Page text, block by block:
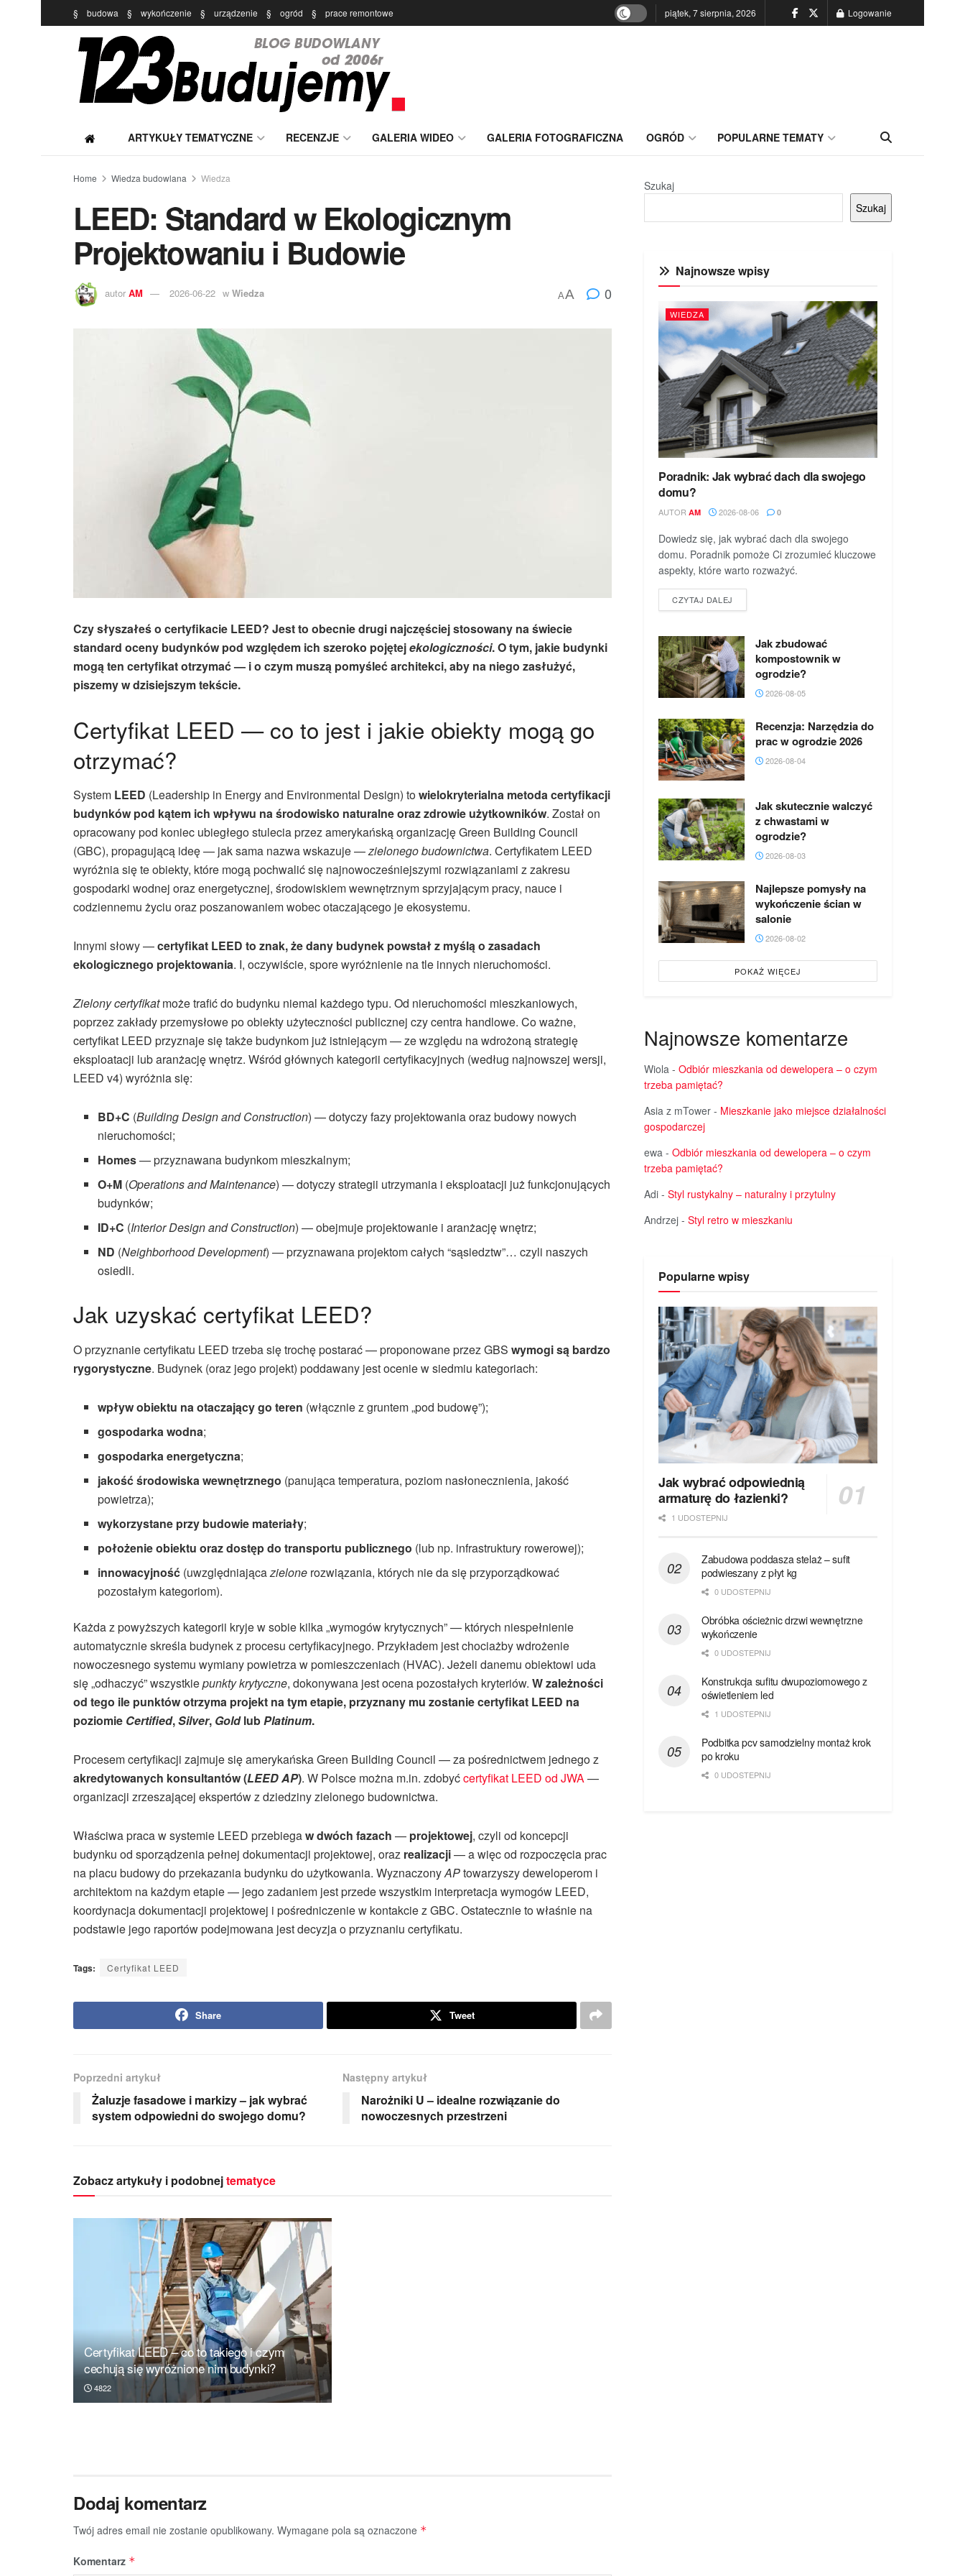
§ budowa § wykończenie § urządzenie § ogród § prace remontowe piątek, 7 sierpnia, 2026 Logowanie
ARTYKUŁY TEMATYCZNE RECENZJE GALERIA WIDEO GALERIA FOTOGRAFICZNA OGRÓD POPULARNE TEMATY
Home Wiedza budowlana Wiedza
LEED: Standard w Ekologicznym
Projektowaniu i Budowie
autor AM 2026-06-22 w Wiedza AA 0
Czy słyszałeś o certyfikacie LEED? Jest to obecnie drugi najczęściej stosowany na świecie
standard oceny budynków pod względem ich szeroko pojętejekologiczności. O tym, jakie budynki
mogą ten certyfikat otrzymać — i o czym muszą pomyśleć architekci, aby na niego zasłużyć,
piszemy w dzisiejszym tekście.
Certyfikat LEED — co to jest i jakie obiekty mogą go
otrzymać?
System LEED (Leadership in Energy and Environmental Design) towielokryterialna metoda certyfikacji
budynków pod kątem ich wpływu na środowisko naturalne oraz zdrowie użytkowników. Został on
opracowany pod koniec ubiegłego stulecia przez amerykańską organizację Green Building Council
(GBC), propagującą ideę — jak sama nazwa wskazuje —zielonego budownictwa. Certyfikatem LEED
wyróżnia się te obiekty, które mogą pochwalić się najnowocześniejszymi rozwiązaniami z zakresu
gospodarki wodnej oraz energetycznej, środowiskiem wewnętrznym sprzyjającym pracy, nauce i
codziennemu życiu oraz poszanowaniem wobec otaczającego je ekosystemu.
Innymi słowy —certyfikat LEED to znak, że dany budynek powstał z myślą o zasadach
ekologicznego projektowania. I, oczywiście, spore wyróżnienie na tle innych nieruchomości.
Zielony certyfikatmoże trafić do budynku niemal każdego typu. Od nieruchomości mieszkaniowych,
poprzez zakłady przemysłowe po obiekty użyteczności publicznej czy centra handlowe. Co ważne,
certyfikat LEED przyznaje się także budynkom już istniejącym — ze względu na wdrożoną strategię
eksploatacji lub aranżację wnętrz. Wśród głównych kategorii certyfikacyjnych (według najnowszej wersji,
LEED v4) wyróżnia się:
BD+C (Building Design and Construction) — dotyczy fazy projektowania oraz budowy nowych
nieruchomości;
Homes— przyznawana budynkom mieszkalnym;
O+M (Operations and Maintenance) — dotyczy strategii utrzymania i eksploatacji już funkcjonujących
budynków;
ID+C (Interior Design and Construction) — obejmuje projektowanie i aranżację wnętrz;
ND (Neighborhood Development) — przyznawana projektom całych “sąsiedztw”… czyli naszych
osiedli.
Jak uzyskać certyfikat LEED?
O przyznanie certyfikatu LEED trzeba się trochę postarać — proponowane przez GBS wymogi są bardzo
rygorystyczne. Budynek (oraz jego projekt) poddawany jest ocenie w siedmiu kategoriach:
wpływ obiektu na otaczający go teren (włącznie z gruntem „pod budowę”);
gospodarka wodna;
gospodarka energetyczna;
jakość środowiska wewnętrznego (panująca temperatura, poziom nasłonecznienia, jakość
powietrza);
wykorzystane przy budowie materiały;
położenie obiektu oraz dostęp do transportu publicznego (lub np. infrastruktury rowerowej);
innowacyjność (uwzględniającazielone rozwiązania, których nie da się przyporządkować
pozostałym kategoriom).
Każda z powyższych kategorii kryje w sobie kilka „wymogów krytycznych” — których niespełnienie
automatycznie skreśla budynek z procesu certyfikacyjnego. Przykładem jest chociażby wdrożenie
nowoczesnego systemu wymiany powietrza w pomieszczeniach (HVAC). Jeżeli danemu obiektowi uda
się „odhaczyć” wszystkiepunkty krytyczne, dokonywana jest ocena pozostałych kryteriów. W zależności
od tego ile punktów otrzyma projekt na tym etapie, przyznany mu zostanie certyfikat LEED na
poziomie Certified,Silver, GoldlubPlatinum.
Procesem certyfikacji zajmuje się amerykańska Green Building Council — za pośrednictwem jednego z
akredytowanych konsultantów (LEED AP). W Polsce można m.in. zdobyćcertyfikat LEED od JWA—
organizacji zrzeszającej ekspertów z dziedziny zielonego budownictwa.
Właściwa praca w systemie LEED przebiegaw dwóch fazach — projektowej, czyli od koncepcji
budynku od sporządzenia pełnej dokumentacji projektowej, oraz realizacji— a więc od rozpoczęcia prac
na placu budowy do przekazania budynku do użytkowania. WyznaczonyAPtowarzyszy deweloperom i
architektom na każdym etapie — jego zadaniem jest przede wszystkim interpretacja wymogów LEED,
koordynacja dokumentacji projektowej i pośredniczenie w kontakcie z GBC. Ostatecznie to właśnie na
podstawie jego raportów podejmowana jest decyzja o przyznaniu certyfikatu.
Tags: Certyfikat LEED
Share Tweet
Poprzedni artykuł
Żaluzje fasadowe i markizy – jak wybrać
system odpowiedni do swojego domu?
Następny artykuł
Narożniki U – idealne rozwiązanie do
nowoczesnych przestrzeni
Zobacz artykuły i podobnejtematyce
Certyfikat LEED – co to takiego i czym
cechują się wyróżnione nim budynki?
4822
Dodaj komentarz
Twój adres email nie zostanie opublikowany. Wymagane pola są oznaczone *
Komentarz *
Szukaj
Szukaj
Najnowsze wpisy
WIEDZA
Poradnik: Jak wybrać dach dla swojego
domu?
AUTOR AM 2026-08-06 0
Dowiedz się, jak wybrać dach dla swojego
domu. Poradnik pomoże Ci zrozumieć kluczowe
aspekty, które warto rozważyć.
CZYTAJ DALEJ
Jak zbudować
kompostownik w
ogrodzie?
2026-08-05
Recenzja: Narzędzia do
prac w ogrodzie 2026
2026-08-04
Jak skutecznie walczyć
z chwastami w
ogrodzie?
2026-08-03
Najlepsze pomysły na
wykończenie ścian w
salonie
2026-08-02
POKAŻ WIĘCEJ
Najnowsze komentarze
Wiola - Odbiór mieszkania od dewelopera – o czym
trzeba pamiętać?
Asia z mTower - Mieszkanie jako miejsce działalności
gospodarczej
ewa - Odbiór mieszkania od dewelopera – o czym
trzeba pamiętać?
Adi - Styl rustykalny – naturalny i przytulny
Andrzej - Styl retro w mieszkaniu
Popularne wpisy
Jak wybrać odpowiednią
armaturę do łazienki?
1 UDOSTEPNIJ
Zabudowa poddasza stelaż – sufit
podwieszany z płyt kg
0 UDOSTEPNIJ
Obróbka ościeżnic drzwi wewnętrzne
wykończenie
0 UDOSTEPNIJ
Konstrukcja sufitu dwupoziomowego z
oświetleniem led
1 UDOSTEPNIJ
Podbitka pcv samodzielny montaż krok
po kroku
0 UDOSTEPNIJ